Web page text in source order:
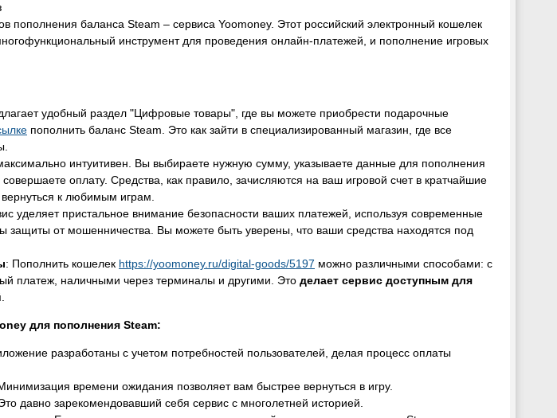
пополнения баланса Steam – сервиса Yoomoney. Этот российский электронный кошелек
инструмент для проведения онлайн-платежей, и пополнение игровых
удобный раздел "Цифровые товары", где вы можете приобрести подарочные
пополнить баланс Steam. Это как зайти в специализированный магазин, где все
интуитивен. Вы выбираете нужную сумму, указываете данные для пополнения
оплату. Средства, как правило, зачисляются на ваш игровой счет в кратчайшие
к любимым играм.
уделяет пристальное внимание безопасности ваших платежей, используя современные
защиты от мошенничества. Вы можете быть уверены, что ваши средства находятся под
: Пополнить кошелек https://yoomoney.ru/digital-goods/5197 можно различными способами: с
платеж, наличными через терминалы и другими. Это делает сервис доступным для
.
для пополнения Steam:
разработаны с учетом потребностей пользователей, делая процесс оплаты
времени ожидания позволяет вам быстрее вернуться в игру.
давно зарекомендовавший себя сервис с многолетней историей.